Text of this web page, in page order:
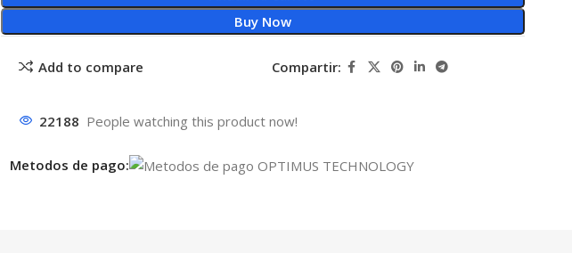
Buy Now
Add to compare Compartir:
22188 People watching this product now!
Metodos de pago: